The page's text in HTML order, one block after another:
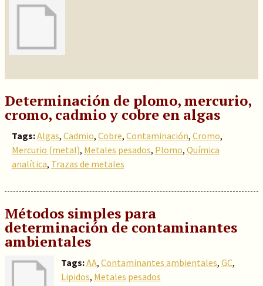
Determinación de plomo, mercurio,
cromo, cadmio y cobre en algas
Tags:Algas, Cadmio, Cobre, Contaminación, Cromo,
Mercurio (metal), Metales pesados, Plomo, Química
analítica, Trazas de metales
Métodos simples para
determinación de contaminantes
ambientales
Tags:AA, Contaminantes ambientales, GC,
Lipidos, Metales pesados